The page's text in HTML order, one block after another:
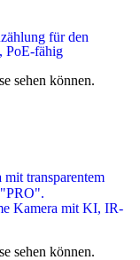
für den
PoE-fähig
sehen können.
Kamera mit KI, IR-
sehen können.